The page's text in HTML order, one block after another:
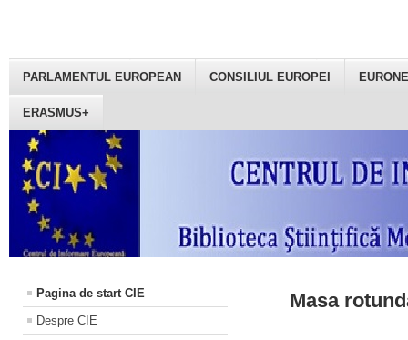
PARLAMENTUL EUROPEAN CONSILIUL EUROPEI
ERASMUS+
Pagina de start CIE
Despre CIE
Masa